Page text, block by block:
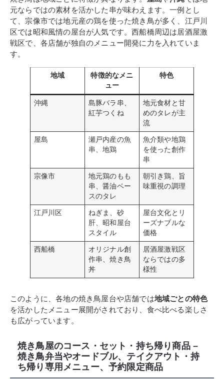
元ならではの素材を活かした串が味わえます。一例とし
て、宗像市では地元産の鶏を使った焼き鳥が多く、江戸川
区では昭和風情の屋台が人気です。西船橋周辺は居酒屋激
戦区で、各店舗が独自のメニュー開発に力を入れていま
す。
地域
特徴的なメニ
ュー
特色
沖縄
島豚バラ串、
紅芋つくね
地元食材と甘
めのタレが主
流
屋島
瀬戸内産の魚
串、地鶏
魚介類や地鶏
を使った創作
串
宗像市
地元鶏のもも
串、醤油ベー
スのタレ
朝引き鶏、旨
味重視の調理
江戸川区
ねぎま、砂
肝、昭和屋台
スタイル
屋台文化とリ
ーズナブルな
価格
西船橋
オリジナル創
作串、焼き鳥
丼
居酒屋激戦区
ならではの多
様性
このように、各地の焼き鳥屋台や店舗では地域ごとの特色
を活かしたメニュー展開がされており、食べ比べる楽しさ
も広がっています。
焼き鳥屋のコース・セット・持ち帰り商品 –
焼き鳥弁当やオードブル、テイクアウト・持
ち帰り専用メニュー、予約限定商品